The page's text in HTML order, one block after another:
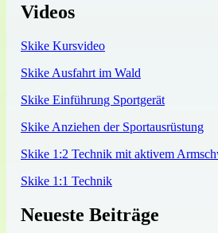
Videos
Skike Kursvideo
Skike Ausfahrt im Wald
Skike Einführung Sportgerät
Skike Anziehen der Sportausrüstung
Skike 1:2 Technik mit aktivem
Skike 1:1 Technik
Neueste Beiträge